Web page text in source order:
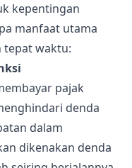
kepentingan
manfaat utama
tepat waktu:
pajak
denda
dalam
dikenakan denda